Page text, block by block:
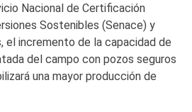
Nacional de Certificación
Sostenibles (Senace) y
incremento de la capacidad de
del campo con pozos seguros
una mayor producción de